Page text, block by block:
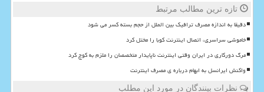
تازه ترین مطالب مرتبط
دقیقا به اندازه مصرف ترافیک بین الملل از حجم بسته کسر می شود
خاموشی سراسری، اتصال اینترنت کوبا را مختل کرد
مرگ دورکاری در ایران وقتی اینترنت ناپایدار متخصصان را ملزم به کوچ کرد
واکنش ایرانسل به ابهام درباره ی مصرف اینترنت
نظرات بینندگان در مورد این مطلب